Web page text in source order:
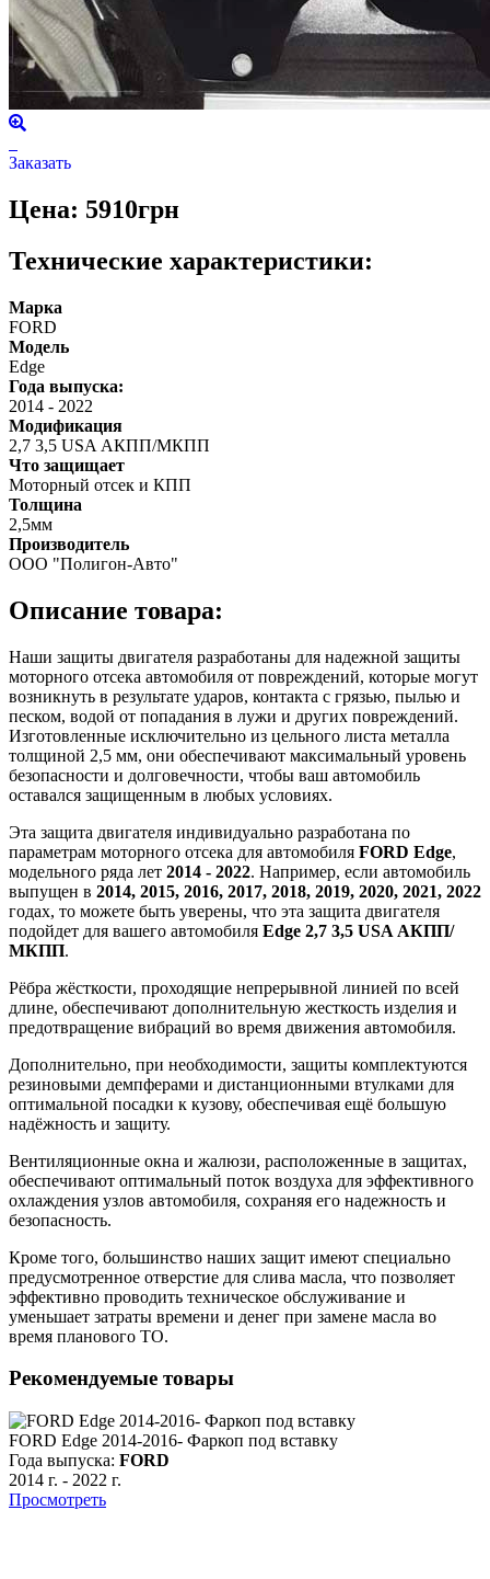
Заказать
Цена: 5910грн
Технические характеристики:
Марка
FORD
Модель
Edge
Года выпуска:
2014 - 2022
Модификация
2,7 3,5 USA АКПП/МКПП
Что защищает
Моторный отсек и КПП
Толщина
2,5мм
Производитель
ООО "Полигон-Авто"
Описание товара:
Наши защиты двигателя разработаны для надежной защиты
моторного отсека автомобиля от повреждений, которые могут
возникнуть в результате ударов, контакта с грязью, пылью и
песком, водой от попадания в лужи и других повреждений.
Изготовленные исключительно из цельного листа металла
толщиной 2,5 мм, они обеспечивают максимальный уровень
безопасности и долговечности, чтобы ваш автомобиль
оставался защищенным в любых условиях.
Эта защита двигателя индивидуально разработана по
параметрам моторного отсека для автомобиля FORD Edge,
модельного ряда лет 2014 - 2022. Например, если автомобиль
выпущен в 2014, 2015, 2016, 2017, 2018, 2019, 2020, 2021, 2022
годах, то можете быть уверены, что эта защита двигателя
подойдет для вашего автомобиля Edge 2,7 3,5 USA АКПП/
МКПП.
Рёбра жёсткости, проходящие непрерывной линией по всей
длине, обеспечивают дополнительную жесткость изделия и
предотвращение вибраций во время движения автомобиля.
Дополнительно, при необходимости, защиты комплектуются
резиновыми демпферами и дистанционными втулками для
оптимальной посадки к кузову, обеспечивая ещё большую
надёжность и защиту.
Вентиляционные окна и жалюзи, расположенные в защитах,
обеспечивают оптимальный поток воздуха для эффективного
охлаждения узлов автомобиля, сохраняя его надежность и
безопасность.
Кроме того, большинство наших защит имеют специально
предусмотренное отверстие для слива масла, что позволяет
эффективно проводить техническое обслуживание и
уменьшает затраты времени и денег при замене масла во
время планового ТО.
Рекомендуемые товары
FORD Edge 2014-2016- Фаркоп под вставку
Года выпуска: FORD
2014 г. - 2022 г.
Просмотреть